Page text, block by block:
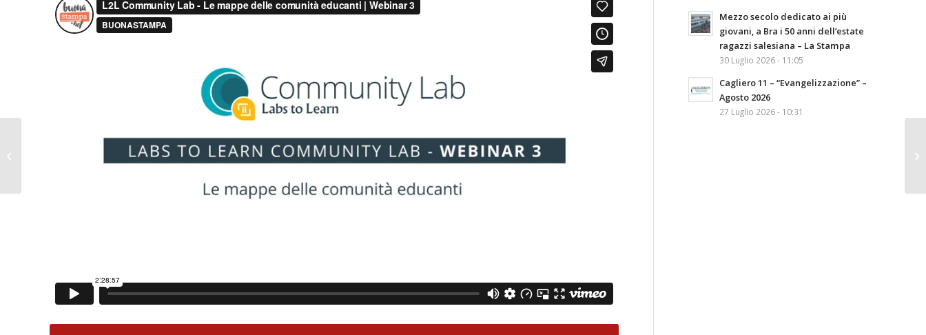
Mezzo secolo dedicato ai più
giovani, a Bra i 50 anni dell’estate
ragazzi salesiana – La Stampa
30 Luglio 2026 - 11:05
Cagliero 11 – “Evangelizzazione” –
Agosto 2026
27 Luglio 2026 - 10:31
Il coraggio degli Oratori
pandemia – La Voce e